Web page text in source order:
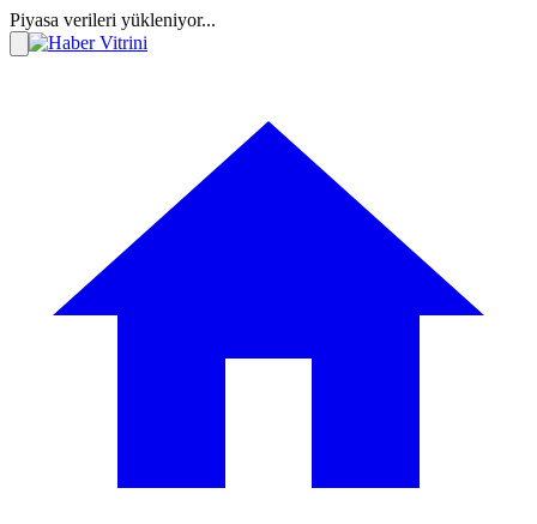
Piyasa verileri yükleniyor...